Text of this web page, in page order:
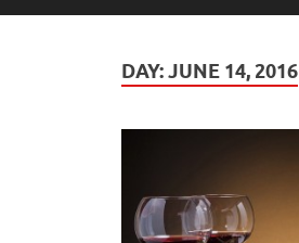
DAY:JUNE 14, 2016